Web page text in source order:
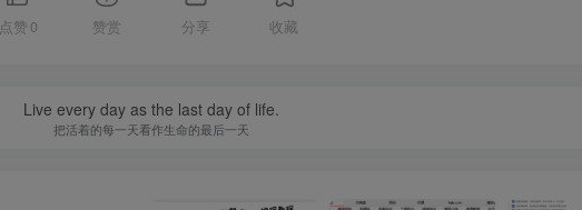
点赞 0 赞赏 分享 收藏
Live every day as the last day of life.
把活着的每一天看作生命的最后一天